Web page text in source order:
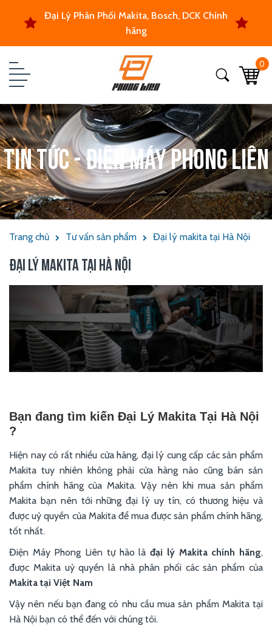
Đại Lý Phân Phối Makita, Bosch, DCK Chính
hãng
0
Tin tức - Điện máy Phong Liên
Trang chủ Tư vấn sản phẩm Đại lý makita tại Hà Nội
ĐẠI LÝ MAKITA TẠI HÀ NỘI
Bạn đang tìm kiến Đại Lý Makita Tại Hà Nội
?
Hiện nay có rất nhiều cửa hàng, đại lý cung cấp các sản phẩm
Makita tuy nhiên không phải cửa hàng nào cũng bán sản
phẩm chính hãng của Makita. Vậy nên khi mua sản phẩm
Makita bạn nên tới những đại lý uy tín, có thương hiệu và
được uỷ quyền của Makita để mua được sản phẩm chính hãng,
tốt nhất.
Điện Máy Phong Liên tự hào làđại lý Makita chính hãng,
được Makita uỷ quyền là nhà phân phối các sản phẩm của
Makita tại Việt Nam
Vậy nên nếu bạn đang có nhu cầu mua sản phẩm Makita tại
Hà Nội bạn có thể đến với chúng tôi.